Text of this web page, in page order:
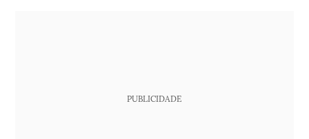
PUBLICIDADE